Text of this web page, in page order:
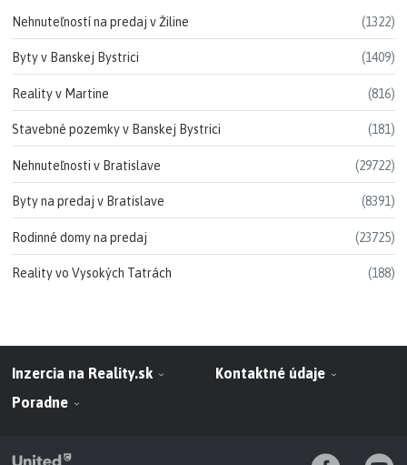
Nehnuteľností na predaj v Žiline (1322)
Byty v Banskej Bystrici (1409)
Reality v Martine (816)
Stavebné pozemky v Banskej Bystrici (181)
Nehnuteľnosti v Bratislave (29722)
Byty na predaj v Bratislave (8391)
Rodinné domy na predaj (23725)
Reality vo Vysokých Tatrách (188)
Inzercia na Reality.sk
Kontaktné údaje
Poradne